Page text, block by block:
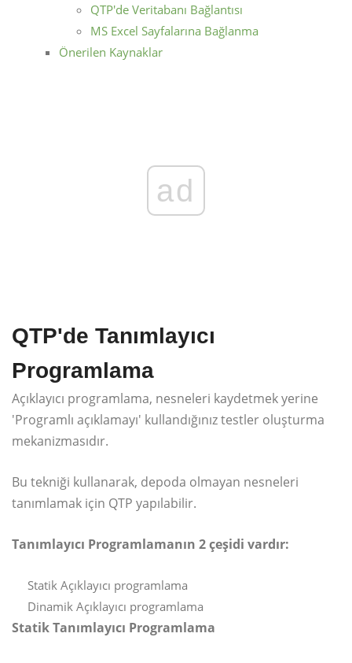
QTP'de Veritabanı Bağlantısı
MS Excel Sayfalarına Bağlanma
Önerilen Kaynaklar
ad
QTP'de Tanımlayıcı
Programlama
Açıklayıcı programlama, nesneleri kaydetmek yerine
'Programlı açıklamayı' kullandığınız testler oluşturma
mekanizmasıdır.
Bu tekniği kullanarak, depoda olmayan nesneleri
tanımlamak için QTP yapılabilir.
Tanımlayıcı Programlamanın 2 çeşidi vardır:
Statik Açıklayıcı programlama
Dinamik Açıklayıcı programlama
Statik Tanımlayıcı Programlama